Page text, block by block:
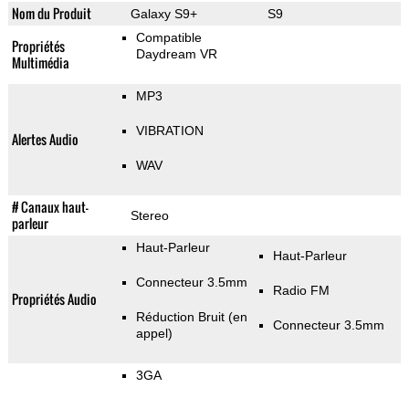
Nom du Produit Galaxy S9+ S9
Propriétés
Multimédia
Compatible
Daydream VR
Alertes Audio
MP3
VIBRATION
WAV
# Canaux haut-
parleur
Stereo
Propriétés Audio
Haut-Parleur
Connecteur 3.5mm
Réduction Bruit (en
appel)
Haut-Parleur
Radio FM
Connecteur 3.5mm
3GA